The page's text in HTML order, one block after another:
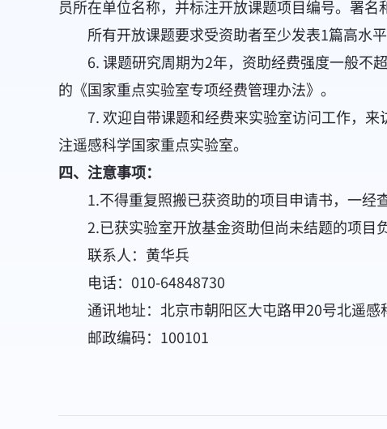
员所在单位名称，并标注开放课题项目编号。署
所有开放课题要求受资助者至少发表1篇高水平
6. 课题研究周期为2年，资助经费强度一般不超
的《国家重点实验室专项经费管理办法》。
7. 欢迎自带课题和经费来实验室访问工作，来
注遥感科学国家重点实验室。
四、注意事项：
1.不得重复照搬已获资助的项目申请书，一经查
2.已获实验室开放基金资助但尚未结题的项目负
联系人：黄华兵
电话：010-64848730
通讯地址：北京市朝阳区大屯路甲20号北遥感
邮政编码：100101